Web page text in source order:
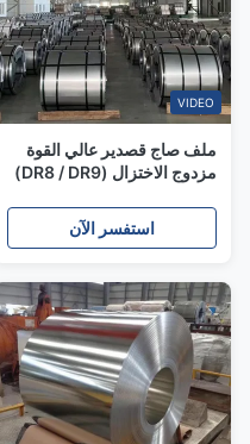
VIDEO
ملف صاج قصدير عالي القوة
مزدوج الاختزال (DR8 / DR9)
استفسر الآن